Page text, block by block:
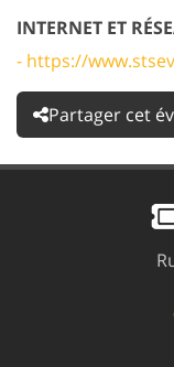
INTERNET ET
- https://
Partager cet